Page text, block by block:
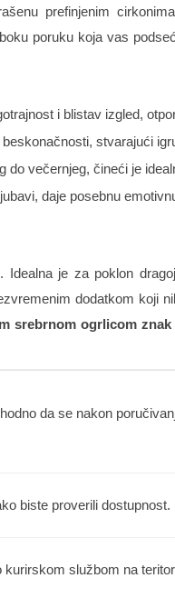
prefinjenim
poruku koja vas
i blistav izgled,
stvarajući
večernjeg, čineći je
daje posebnu
je za poklon
dodatkom koji
srebrnom ogrlicom
da se nakon
biste proverili dostupnost.
službom na